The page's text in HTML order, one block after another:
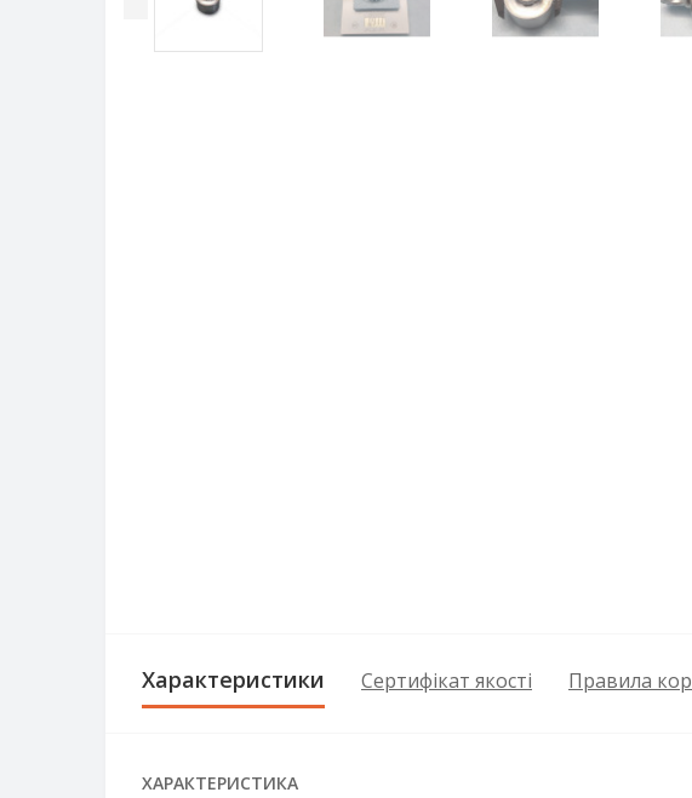
Характеристики Сертифікат якості Правила
ХАРАКТЕРИСТИКА